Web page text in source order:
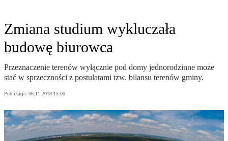
Zmiana studium wykluczała
budowę biurowca
Przeznaczenie terenów wyłącznie pod domy jednorodzinne może
stać w sprzeczności z postulatami tzw. bilansu terenów gminy.
Publikacja: 06.11.2018 15:00